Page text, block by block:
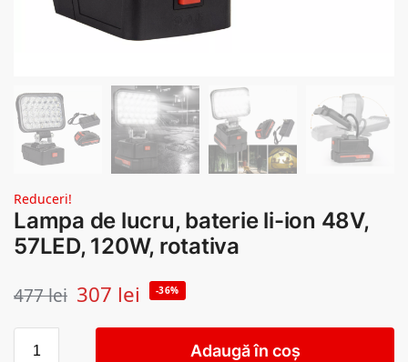
Reduceri!
Lampa de lucru, baterie li-ion 48V,
57LED, 120W, rotativa
477lei 307 lei -36%
Adaugă în coș